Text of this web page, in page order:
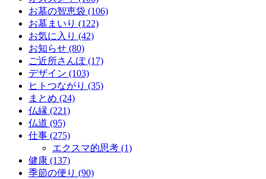
お墓の智恵袋 (106)
お墓まいり (122)
お気に入り (42)
お知らせ (80)
ご近所さんぽ (17)
デザイン (103)
ヒトつながり (35)
まとめ (24)
仏縁 (221)
仏道 (95)
仕事 (275)
エクスマ的思考 (1)
健康 (137)
季節の便り (90)